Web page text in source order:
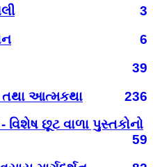
3
6
39
તથા આત્મકથા
236
છૂટ વાળા પુસ્તકોનો
59